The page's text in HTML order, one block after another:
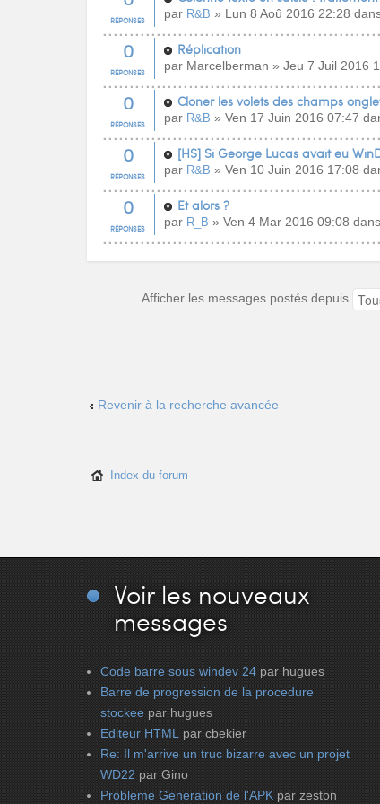
RÉPONSES par R&B » Lun 8 Aoû 2016 22:28
0
RÉPONSES
Réplication
par Marcelberman » Jeu 7 Juil 2016
0
RÉPONSES
Cloner les volets des champs
par R&B » Ven 17 Juin 2016 07:47
0
RÉPONSES
[HS] Si George Lucas avait eu
par R&B » Ven 10 Juin 2016 17:08
0
RÉPONSES
Et alors ?
par R_B » Ven 4 Mar 2016 09:08 dans
Afficher les messages postés depuis
Revenir à la recherche avancée
Index du forum
Voir les nouveaux
messages
Code barre sous windev 24 par hugues
Barre de progression de la procedure
stockee par hugues
Editeur HTML par cbekier
Re: Il m'arrive un truc bizarre avec un projet
WD22 par Gino
Probleme Generation de l'APK par zeston